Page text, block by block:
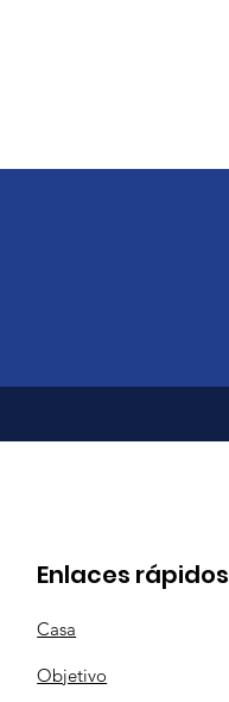
Enlaces rápidos
Casa
Objetivo